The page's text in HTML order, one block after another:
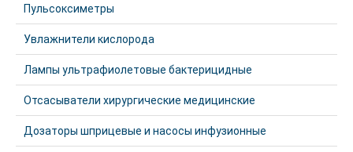
Пульсоксиметры
Увлажнители кислорода
Лампы ультрафиолетовые бактерицидные
Отсасыватели хирургические медицинские
Дозаторы шприцевые и насосы инфузионные